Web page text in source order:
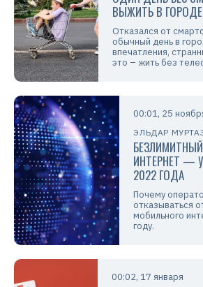
ВЫЖИТЬ В
Отказался от
обычный день в
впечатления,
это – жить без
00:01, 25
ЭЛЬДАР
ИНТЕРНЕТ —
2022 ГОДА
Почему
отказываться
мобильного
году.
00:02, 17 января